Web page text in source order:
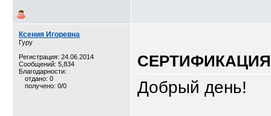
Ксения Игоревна
Гуру
Регистрация: 24.06.2014
Сообщений: 5,834
Благодарности:
отдано: 0
получено: 0/0
Добрый день!